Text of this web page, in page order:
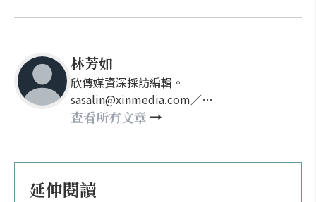
林芳如
欣傳媒資深採訪編輯。
sasalin@xinmedia.com／
happy21917@gmail.com
查看所有文章
延伸閱讀